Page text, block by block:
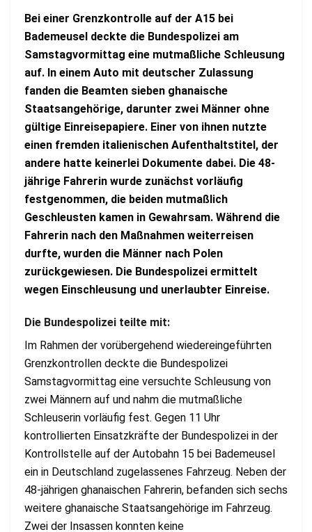
Bei einer Grenzkontrolle auf der A15 bei
Bademeusel deckte die Bundespolizei am
Samstagvormittag eine mutmaßliche Schleusung
auf. In einem Auto mit deutscher Zulassung
fanden die Beamten sieben ghanaische
Staatsangehörige, darunter zwei Männer ohne
gültige Einreisepapiere. Einer von ihnen nutzte
einen fremden italienischen Aufenthaltstitel, der
andere hatte keinerlei Dokumente dabei. Die 48-
jährige Fahrerin wurde zunächst vorläufig
festgenommen, die beiden mutmaßlich
Geschleusten kamen in Gewahrsam. Während die
Fahrerin nach den Maßnahmen weiterreisen
durfte, wurden die Männer nach Polen
zurückgewiesen. Die Bundespolizei ermittelt
wegen Einschleusung und unerlaubter Einreise.
Die Bundespolizei teilte mit:
Im Rahmen der vorübergehend wiedereingeführten
Grenzkontrollen deckte die Bundespolizei
Samstagvormittag eine versuchte Schleusung von
zwei Männern auf und nahm die mutmaßliche
Schleuserin vorläufig fest. Gegen 11 Uhr
kontrollierten Einsatzkräfte der Bundespolizei in der
Kontrollstelle auf der Autobahn 15 bei Bademeusel
ein in Deutschland zugelassenes Fahrzeug. Neben der
48-jährigen ghanaischen Fahrerin, befanden sich sechs
weitere ghanaische Staatsangehörige im Fahrzeug.
Zwei der Insassen konnten keine